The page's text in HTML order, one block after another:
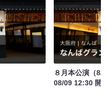
８月本公演（8/
08/09 12:30 開